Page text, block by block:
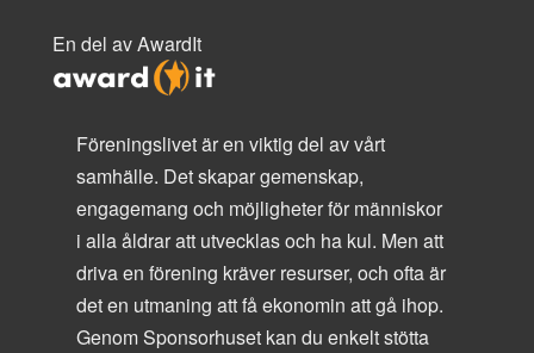
En del av AwardIt
Föreningslivet är en viktig del av vårt
samhälle. Det skapar gemenskap,
engagemang och möjligheter för människor
i alla åldrar att utvecklas och ha kul. Men att
driva en förening kräver resurser, och ofta är
det en utmaning att få ekonomin att gå ihop.
Genom Sponsorhuset kan du enkelt stötta